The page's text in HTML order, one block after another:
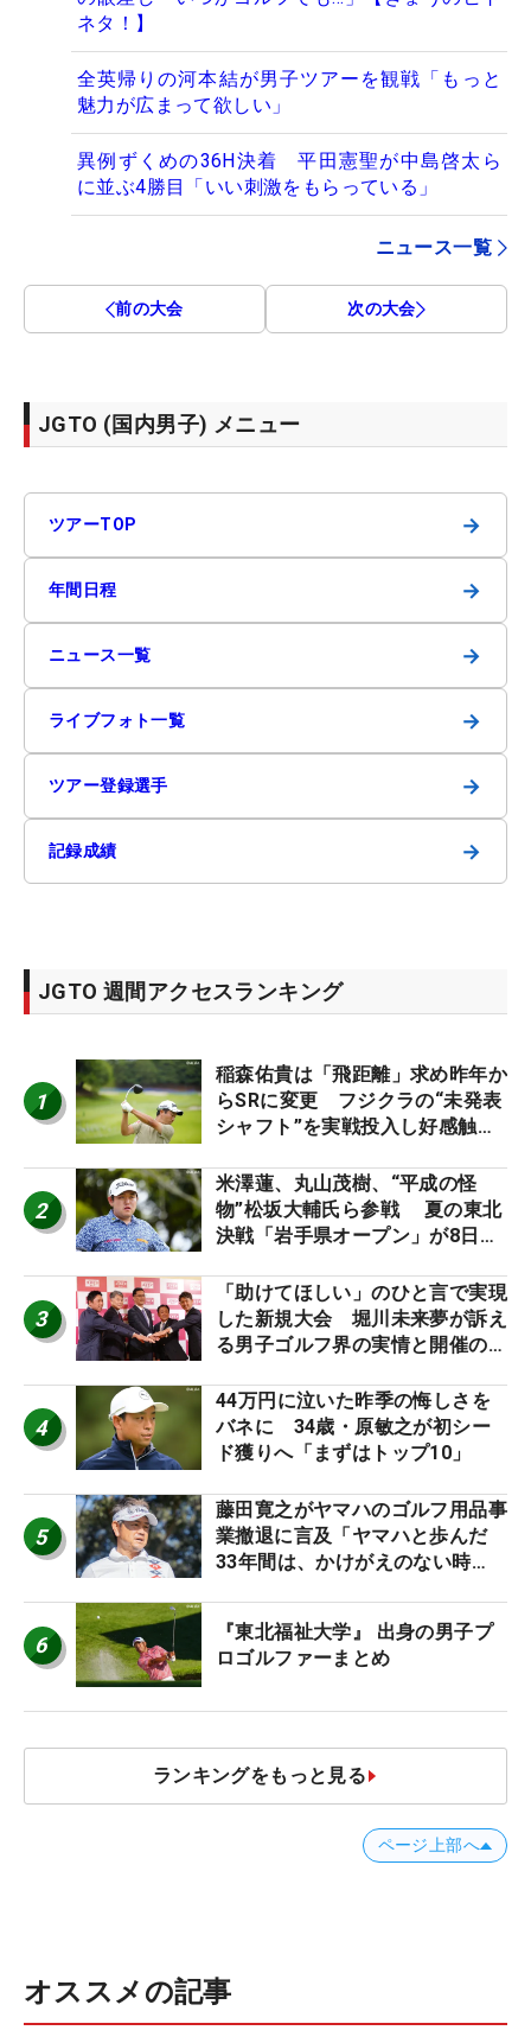
ネタ！】
全英帰りの河本結が男子ツアーを観戦「もっと
魅力が広まって欲しい」
異例ずくめの36H決着 平田憲聖が中島啓太ら
に並ぶ4勝目「いい刺激をもらっている」
ニュース一覧
前の大会 次の大会
JGTO (国内男子) メニュー
ツアーTOP →
年間日程 →
ニュース一覧 →
ライブフォト一覧 →
ツアー登録選手 →
記録成績 →
JGTO 週間アクセスランキング
1
稲森佑貴は「飛距離」求め昨年か
らSRに変更 フジクラの“未発表
シャフト”を実戦投入し好感触
ーのヒトネタ！】
2
米澤蓮、丸山茂樹、“平成の怪
物”松坂大輔氏ら参戦 夏の東北
決戦「岩手県オープン」が8日開
3
「助けてほしい」のひと言で実現
した新規大会 堀川未来夢が訴え
る男子ゴルフ界の実情と開催の舞
4
44万円に泣いた昨季の悔しさを
バネに 34歳・原敏之が初シー
ド獲りへ「まずはトップ10」
5
藤田寛之がヤマハのゴルフ用品事
業撤退に言及「ヤマハと歩んだ
33年間は、かけがえのない時
6
『東北福祉大学』 出身の男子プ
ロゴルファーまとめ
ランキングをもっと見る
ページ上部へ
オススメの記事